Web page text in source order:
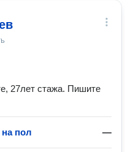
27лет стажа. Пишите
на пол —